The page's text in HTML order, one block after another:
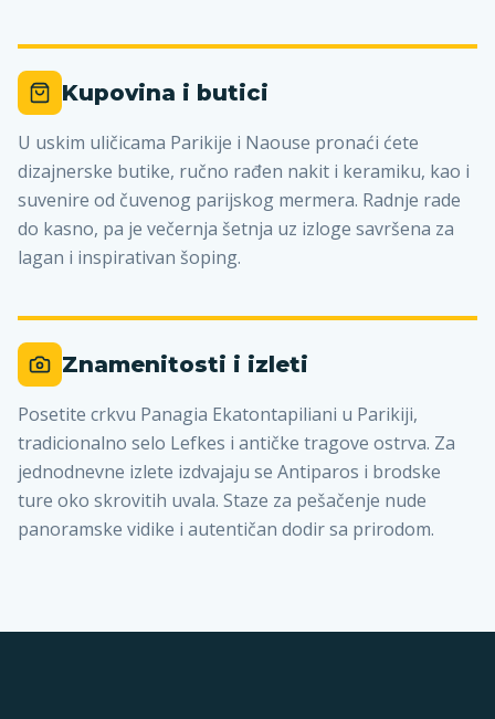
Kupovina i butici
U uskim uličicama Parikije i Naouse pronaći ćete
dizajnerske butike, ručno rađen nakit i keramiku, kao i
suvenire od čuvenog parijskog mermera. Radnje rade
do kasno, pa je večernja šetnja uz izloge savršena za
lagan i inspirativan šoping.
Znamenitosti i izleti
Posetite crkvu Panagia Ekatontapiliani u Parikiji,
tradicionalno selo Lefkes i antičke tragove ostrva. Za
jednodnevne izlete izdvajaju se Antiparos i brodske
ture oko skrovitih uvala. Staze za pešačenje nude
panoramske vidike i autentičan dodir sa prirodom.